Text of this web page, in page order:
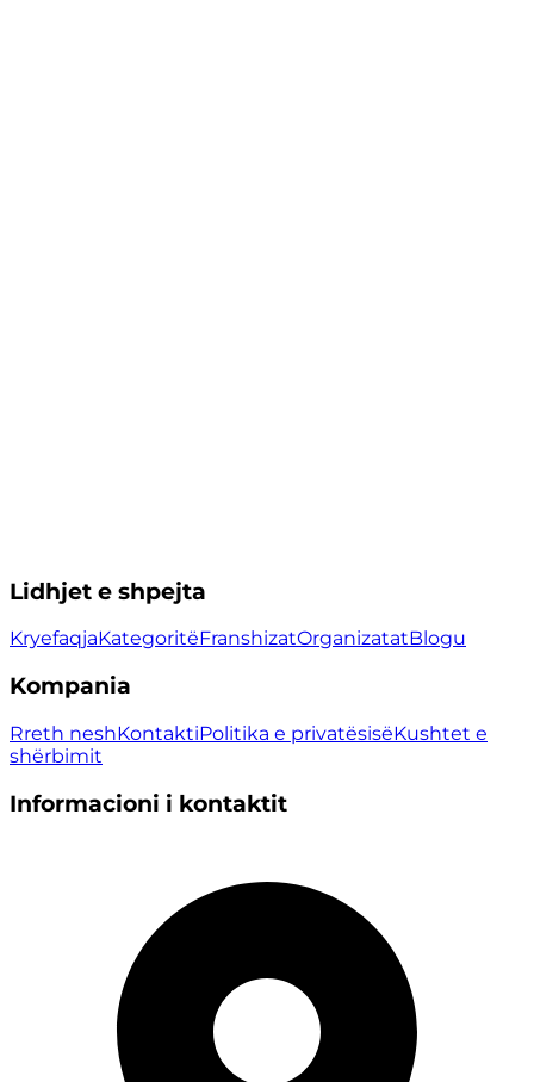
Lidhjet e shpejta
KryefaqjaKategoritëFranshizatOrganizatatBlogu
Kompania
Rreth neshKontaktiPolitika e privatësisëKushtet e
shërbimit
Informacioni i kontaktit